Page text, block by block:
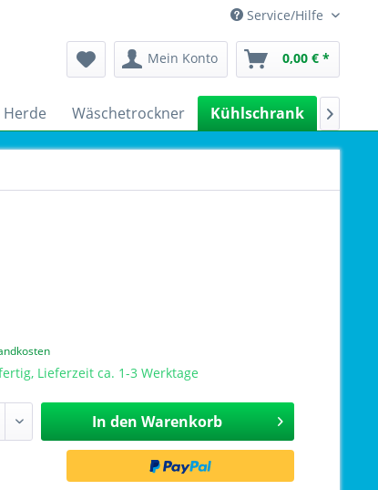
Service/Hilfe
Mein Konto 0,00 € *
Herde Wäschetrockner Kühlschrank 
Lieferzeit ca. 1-3 Werktage
In den Warenkorb